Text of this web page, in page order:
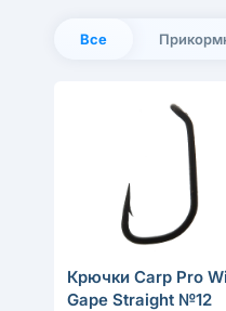
Все
Крючки Carp Pro
Gape Straight №12